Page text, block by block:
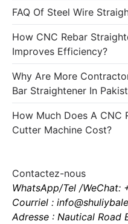
FAQ Of Steel Wire
How CNC Rebar
Improves Efficiency?
Why Are More
Bar Straightener In
How Much Does A CNC
Cutter Machine Cost?
Contactez-nous
WhatsApp/Tel /WeChat:
Courriel :
Adresse : Nautical Road